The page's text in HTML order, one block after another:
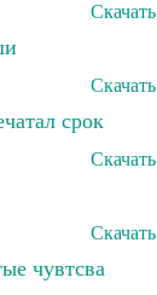
Скачать
Скачать
срок
Скачать
Скачать
чувтсва